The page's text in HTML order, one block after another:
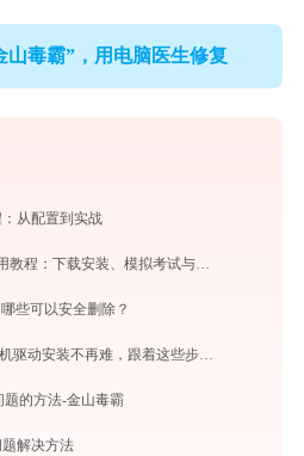
山毒霸”，用电脑医生修复
从配置到实战
小黑课堂计算机题库使用教程：下载安装、模拟考试与高效刷题全攻略
些可以安全删除？
EPSON L380 Series打印机驱动安装不再难，跟着这些步骤一学就会
题的方法-金山毒霸
解决方法